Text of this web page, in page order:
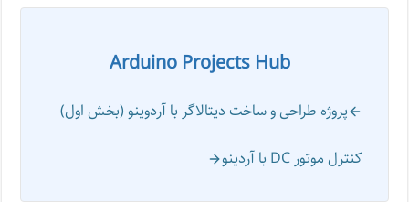
Arduino Projects Hub
پروژه طراحی و ساخت دیتالاگر با آردوینو (بخش اول)
کنترل موتور DC با آردینو